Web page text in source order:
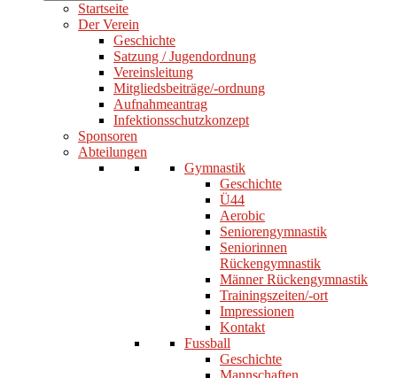
Startseite
Der Verein
Geschichte
Satzung / Jugendordnung
Vereinsleitung
Mitgliedsbeiträge/-ordnung
Aufnahmeantrag
Infektionsschutzkonzept
Sponsoren
Abteilungen
Gymnastik
Geschichte
Ü44
Aerobic
Seniorengymnastik
Seniorinnen
Rückengymnastik
Männer Rückengymnastik
Trainingszeiten/-ort
Impressionen
Kontakt
Fussball
Geschichte
Mannschaften